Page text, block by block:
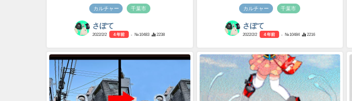
カルチャー 千葉市
さぽて
2022/2/2 4 年前 - №10483 2238
カルチャー 千葉市
さぽて
2022/2/2 4 年前 - №10484 2216